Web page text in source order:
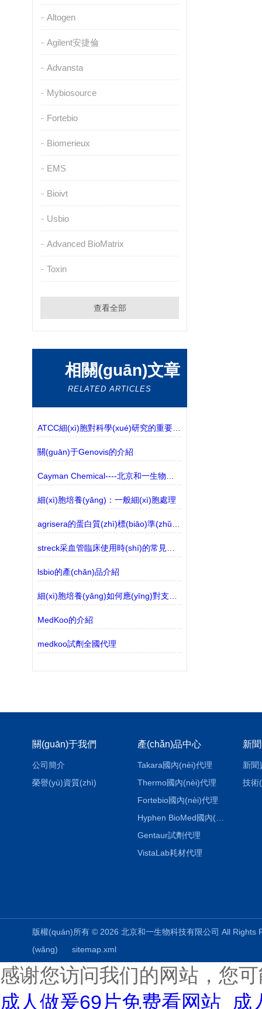
Altogen
Agilent安捷倫
Advansta
Mybiosource
Fortebio
Biomerieux
EMS
Bioivt
Usbio
Advanced BioMatrix
Toxin
查看全部
相關(guān)文章
RELATED ARTICLES
ATCC細(xì)胞對科學(xué)研究的重要性如何?
關(guān)于Genovis的介紹
細(xì)胞培養(yǎng)：一般細(xì)胞處理
lsbio的產(chǎn)品介紹
MedKoo的介紹
medkoo試劑全國代理
關(guān)于我們
公司簡介
榮譽(yù)資質(zhì)
產(chǎn)品中心
Takara國內(nèi)代理
Thermo國內(nèi)代理
Fortebio國內(nèi)代理
Hyphen BioMed國內(nèi)代理
Gentaur試劑代理
VistaLab耗材代理
新
新聞
技術
版權(quán)所有 © 2026 北京和一生物科技有限公司 All
(wǎng)
sitemap.xml
感谢您访问我们的网站，您
成人做爰69片免费看网站_